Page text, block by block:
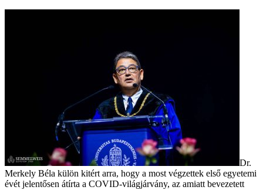
Dr.
Merkely Béla külön kitért arra, hogy a most végzettek első egyetemi
évét jelentősen átírta a COVID-világjárvány, az amiatt bevezetett